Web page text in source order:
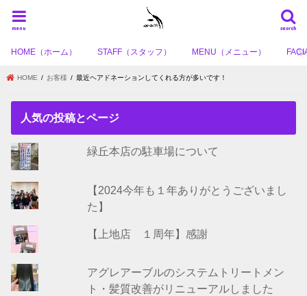
search
menu
HOME（ホーム） STAFF（スタッフ） MENU（メニュー）
HOME お客様 最近ヘアドネーションしてくれる方が多いです！
人気の投稿とページ
緑丘本店の駐車場について
【2024今年も１年ありがとうございまし
た】
【上地店 １周年】感謝
アグレアーブルのシステムトリートメン
ト・髪質改善がリニューアルしました